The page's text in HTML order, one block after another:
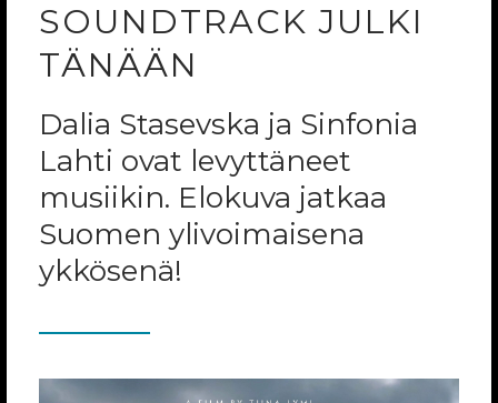
SOUNDTRACK JULKI
TÄNÄÄN
Dalia Stasevska ja Sinfonia
Lahti ovat levyttäneet
musiikin. Elokuva jatkaa
Suomen ylivoimaisena
ykkösenä!